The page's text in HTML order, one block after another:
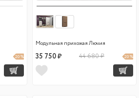
20 %
Модульная прихожая Лючия
35 750 ₽ 44 680 ₽ 20 %